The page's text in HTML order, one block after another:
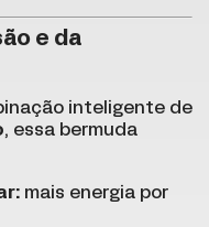
e da
inteligente de
, essa bermuda
mais energia por